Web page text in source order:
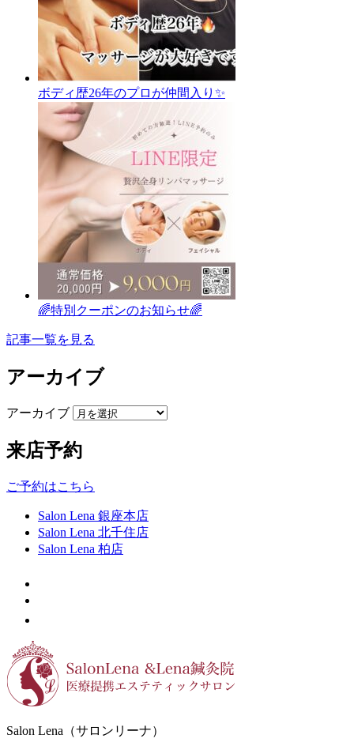
ボディ歴26年のプロが仲間入り✨
🌈特別クーポンのお知らせ🌈
記事一覧を見る
アーカイブ
アーカイブ
来店予約
ご予約はこちら
Salon Lena 銀座本店
Salon Lena 北千住店
Salon Lena 柏店
Salon Lena（サロンリーナ）